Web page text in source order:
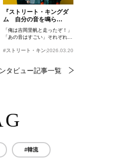
『ストリート・キングダ
ム 自分の音を鳴ら
せ。』峯田和伸、若葉竜
也、吉岡里帆インタビュ
ー
「俺は吉岡里帆と走ったぞ！」
「あの音はすごい」それぞれの
#ストリート・キングダム 自分の音を鳴らせ。
2026.03.20
タビュー記事一覧
#韓流